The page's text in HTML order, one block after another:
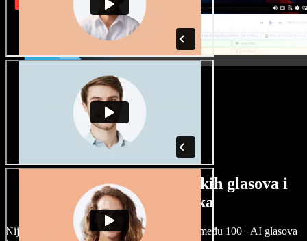
Veliki izbor muških i ženskih glasova i
raznih naglasaka
Nijedan projekt ne mora zvučati isto. Birajte među 100+ AI glasova